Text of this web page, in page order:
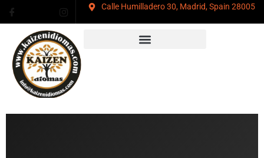
al
contenido
Calle Humilladero 30, Madrid, Spain 28005